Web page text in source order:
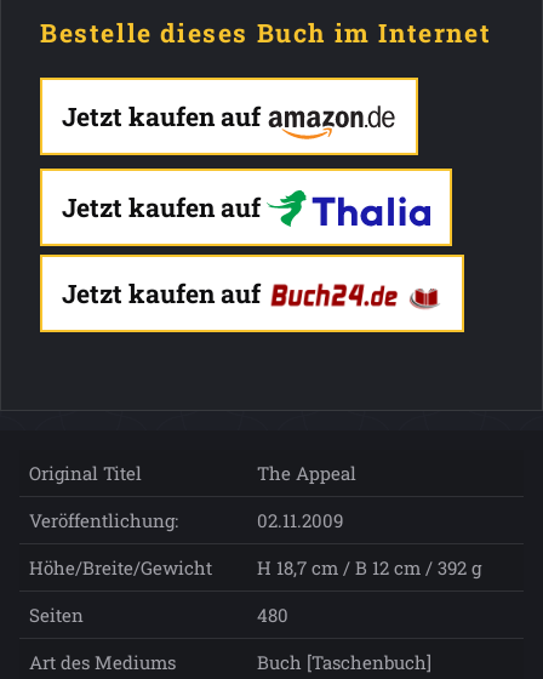
Bestelle dieses Buch im Internet
Jetzt kaufen auf
Jetzt kaufen auf
Jetzt kaufen auf
Original Titel
The Appeal
Veröffentlichung:
02.11.2009
Höhe/Breite/Gewicht
H 18,7 cm / B 12 cm / 392 g
Seiten
480
Art des Mediums
Buch [Taschenbuch]